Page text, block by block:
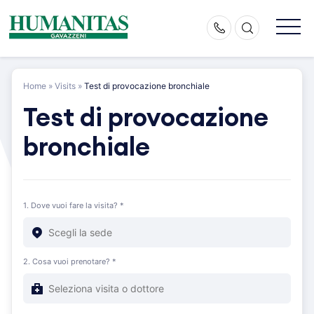
content
Home » Visits » Test di provocazione bronchiale
Test di provocazione
bronchiale
1. Dove vuoi fare la visita? *
2. Cosa vuoi prenotare? *